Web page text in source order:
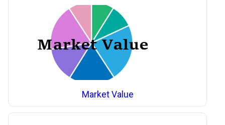
Market Value